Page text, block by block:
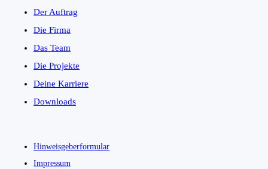
Der Auftrag
Die Firma
Das Team
Die Projekte
Deine Karriere
Downloads
Hinweisgeberformular
Impressum